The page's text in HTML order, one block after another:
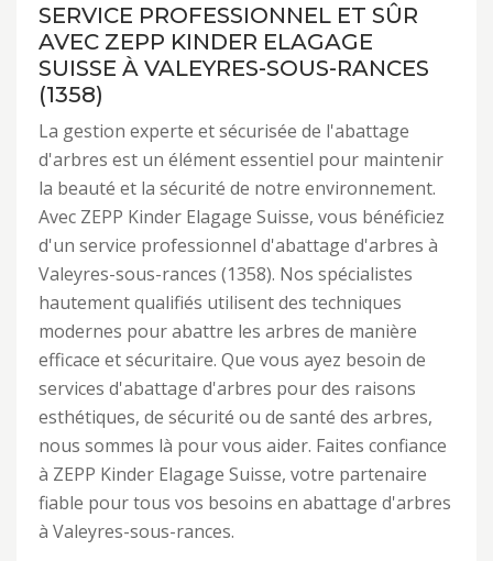
SERVICE PROFESSIONNEL ET SÛR
AVEC ZEPP KINDER ELAGAGE
SUISSE À VALEYRES-SOUS-RANCES
(1358)
La gestion experte et sécurisée de l'abattage
d'arbres est un élément essentiel pour maintenir
la beauté et la sécurité de notre environnement.
Avec ZEPP Kinder Elagage Suisse, vous bénéficiez
d'un service professionnel d'abattage d'arbres à
Valeyres-sous-rances (1358). Nos spécialistes
hautement qualifiés utilisent des techniques
modernes pour abattre les arbres de manière
efficace et sécuritaire. Que vous ayez besoin de
services d'abattage d'arbres pour des raisons
esthétiques, de sécurité ou de santé des arbres,
nous sommes là pour vous aider. Faites confiance
à ZEPP Kinder Elagage Suisse, votre partenaire
fiable pour tous vos besoins en abattage d'arbres
à Valeyres-sous-rances.